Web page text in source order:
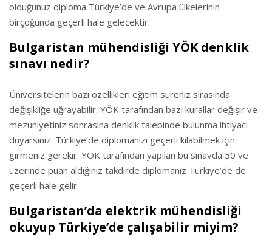
olduğunuz diploma Türkiye’de ve Avrupa ülkelerinin
birçoğunda geçerli hale gelecektir.
Bulgaristan mühendisliği YÖK denklik
sınavı nedir?
Üniversitelerin bazı özellikleri eğitim süreniz sırasında
değişikliğe uğrayabilir. YÖK tarafından bazı kurallar değişir ve
mezuniyetiniz sonrasına denklik talebinde bulunma ihtiyacı
duyarsınız. Türkiye’de diplomanızı geçerli kılabilmek için
girmeniz gerekir. YÖK tarafından yapılan bu sınavda 50 ve
üzerinde puan aldığınız takdirde diplomanız Türkiye’de de
geçerli hale gelir.
Bulgaristan’da elektrik mühendisliği
okuyup Türkiye’de çalışabilir miyim?